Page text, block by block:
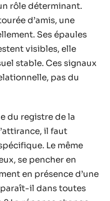
rôle déterminant.
d’amis, une
Ses épaules
visibles, elle
stable. Ces signaux
pas du
du registre de la
il faut
Le même
se pencher en
en présence d’une
il dans toutes